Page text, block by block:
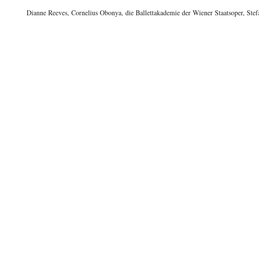
Dianne Reeves, Cornelius Obonya, die Ballettakademie der Wiener Staatsoper,